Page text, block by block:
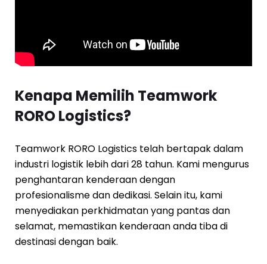
Kenapa Memilih Teamwork
RORO Logistics?
Teamwork RORO Logistics telah bertapak dalam
industri logistik lebih dari 28 tahun. Kami mengurus
penghantaran kenderaan dengan
profesionalisme dan dedikasi. Selain itu, kami
menyediakan perkhidmatan yang pantas dan
selamat, memastikan kenderaan anda tiba di
destinasi dengan baik.